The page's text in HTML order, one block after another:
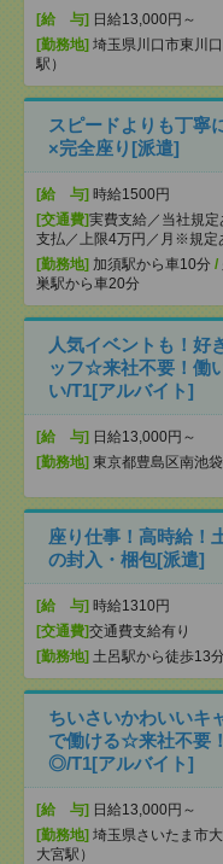
[給 与] 日給13,000円～
[勤務地] 埼玉県川口市東川
駅）
スピードよりも丁寧
×完全座り[派遣]
[給 与] 時給1500円
[交通費]実費支給／当社規
支払／上限4万円／月※規定
[勤務地] 加須駅から車10分 /
巣駅から車20分
人気イベントも！好
ッフ☆来社不要！働
い/T1[アルバイト]
[給 与] 日給13,000円～
[勤務地] 東京都豊島区南池
座り仕事！高時給！
の封入・梱包[派遣]
[給 与] 時給1310円
[交通費]交通費支給有り
[勤務地] 土呂駅から徒歩13
ちいさいかわいいキ
で働ける☆来社不要
◎/T1[アルバイト]
[給 与] 日給13,000円～
[勤務地] 埼玉県さいたま市
大宮駅）